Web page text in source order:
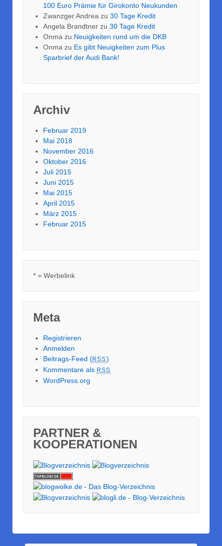
100 Euro Prämie für Girokonto Neukunden
Zwanzger Andrea zu 30 Tage Kredit
Angela Brandtner zu 30 Tage Kredit
Onma zu Neuigkeiten rund um die DKB
Onma zu Es gibt Neuigkeiten zum Plus
Sparbrief der Audi Bank!
Archiv
Februar 2019
Mai 2018
November 2016
Oktober 2016
Juli 2015
Juni 2015
Mai 2015
April 2015
März 2015
Februar 2015
* = Werbelink
Meta
Registrieren
Anmelden
Beitrags-Feed (RSS)
Kommentare als RSS
WordPress.org
PARTNER &
KOOPERATIONEN